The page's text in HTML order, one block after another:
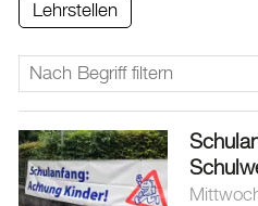
Aktuelles
Aktuelles
Amtliche Publikationen
Medienmitteilungen
Baupublikationen
Lehrstellen